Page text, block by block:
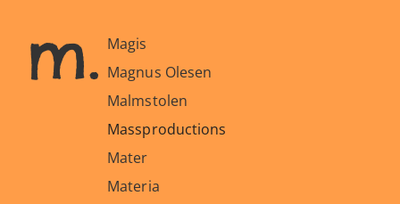
m. Magis
Magnus Olesen
Malmstolen
Massproductions
Mater
Materia